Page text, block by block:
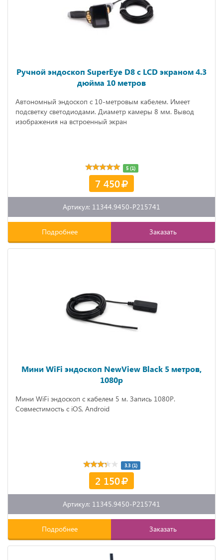
Ручной эндоскоп SuperEye D8 с LCD экраном 4.3
дюйма 10 метров
Автономный эндоскоп с 10-метровым кабелем. Имеет
подсветку светодиодами. Диаметр камеры 8 мм. Вывод
изображения на встроенный экран
5 (1)
7 450
Артикул: 11344.9450-P215741
Подробнее Заказать
Мини WiFi эндоскоп NewView Black 5 метров,
1080p
Мини WiFi эндоскоп с кабелем 5 м. Запись 1080P.
Совместимость с iOS, Android
3.3 (1)
2 150
Артикул: 11345.9450-P215741
Подробнее Заказать